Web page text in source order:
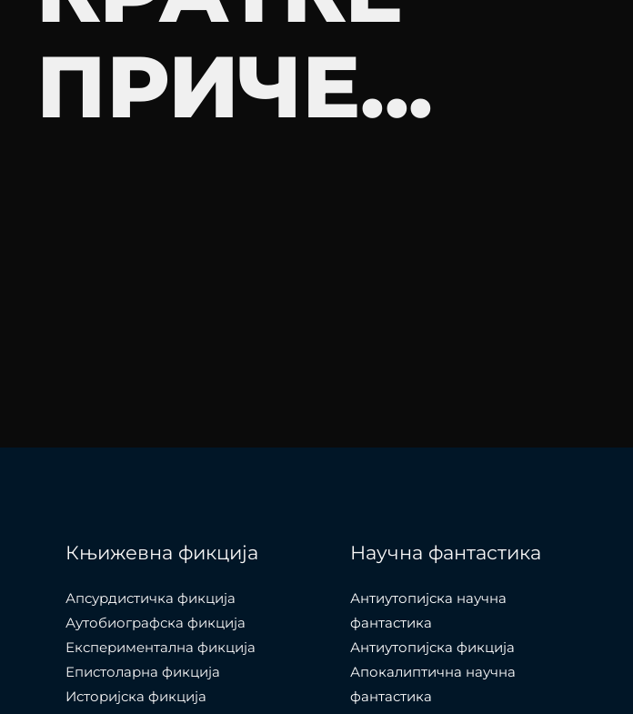
ПРИЧЕ...
Књижевна фикција
Апсурдистичка фикција
Аутобиографска фикција
Експериментална фикција
Епистоларна фикција
Историјска фикција
Научна фантастика
Антиутопијска научна
фантастика
Антиутопијска фикција
Апокалиптична научна
фантастика